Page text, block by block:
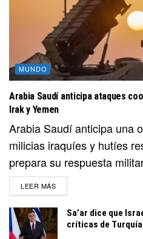
MUNDO
Arabia Saudí anticipa ataques
Irak y Yemen
Arabia Saudí anticipa una
milicias iraquíes y hutíes
prepara su respuesta
LEER MÁSDETAILS
Sa’ar dice que
críticas de Turquía